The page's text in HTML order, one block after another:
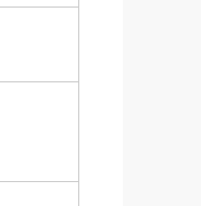
、予
ル硬券